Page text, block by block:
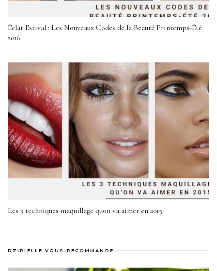
Éclat Estival : Les Nouveaux Codes de la Beauté Printemps-Été
2016
Les 3 techniques maquillage qu'on va aimer en 2015
DZIRIELLE VOUS RECOMMANDE